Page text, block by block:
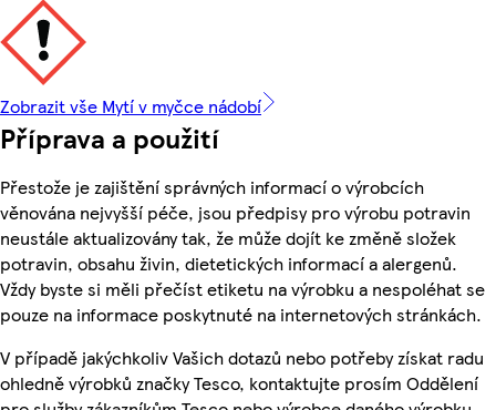
Zobrazit vše Mytí v myčce nádobí
Příprava a použití
Přestože je zajištění správných informací o výrobcích
věnována nejvyšší péče, jsou předpisy pro výrobu potravin
neustále aktualizovány tak, že může dojít ke změně složek
potravin, obsahu živin, dietetických informací a alergenů.
Vždy byste si měli přečíst etiketu na výrobku a nespoléhat se
pouze na informace poskytnuté na internetových stránkách.
V případě jakýchkoliv Vašich dotazů nebo potřeby získat radu
ohledně výrobků značky Tesco, kontaktujte prosím Oddělení